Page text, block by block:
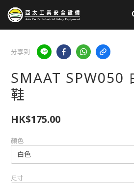
分享到
SMAAT SPW050
鞋
HK$175.00
顏色
尺寸